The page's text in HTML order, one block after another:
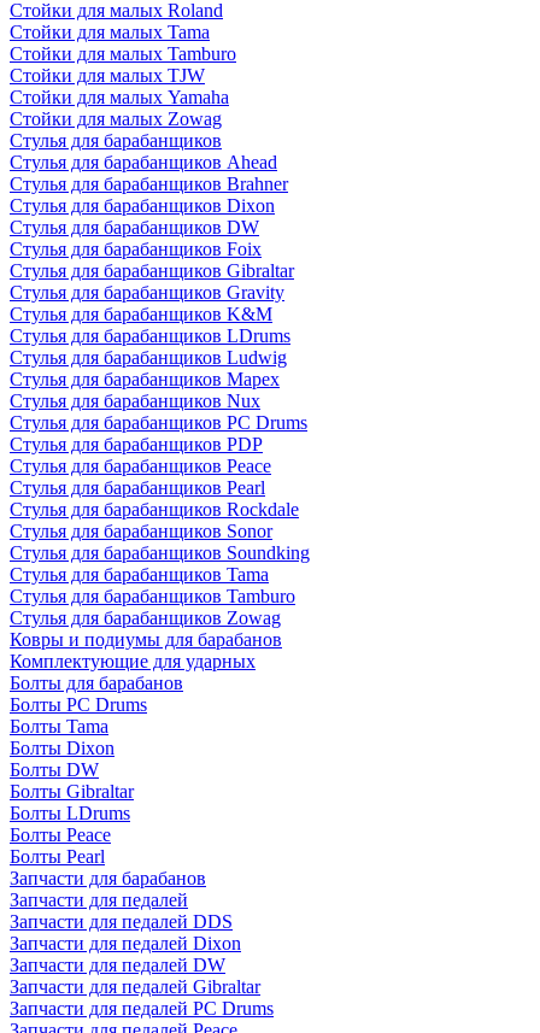
Стойки для малых Roland
Стойки для малых Tama
Стойки для малых Tamburo
Стойки для малых TJW
Стойки для малых Yamaha
Стойки для малых Zowag
Стулья для барабанщиков
Стулья для барабанщиков Ahead
Стулья для барабанщиков Brahner
Стулья для барабанщиков Dixon
Стулья для барабанщиков DW
Стулья для барабанщиков Foix
Стулья для барабанщиков Gibraltar
Стулья для барабанщиков Gravity
Стулья для барабанщиков K&M
Стулья для барабанщиков LDrums
Стулья для барабанщиков Ludwig
Стулья для барабанщиков Mapex
Стулья для барабанщиков Nux
Стулья для барабанщиков PC Drums
Стулья для барабанщиков PDP
Стулья для барабанщиков Peace
Стулья для барабанщиков Pearl
Стулья для барабанщиков Rockdale
Стулья для барабанщиков Sonor
Стулья для барабанщиков Soundking
Стулья для барабанщиков Tama
Стулья для барабанщиков Tamburo
Стулья для барабанщиков Zowag
Ковры и подиумы для барабанов
Комплектующие для ударных
Болты для барабанов
Болты PC Drums
Болты Tama
Болты Dixon
Болты DW
Болты Gibraltar
Болты LDrums
Болты Peace
Болты Pearl
Запчасти для барабанов
Запчасти для педалей
Запчасти для педалей DDS
Запчасти для педалей Dixon
Запчасти для педалей DW
Запчасти для педалей Gibraltar
Запчасти для педалей PC Drums